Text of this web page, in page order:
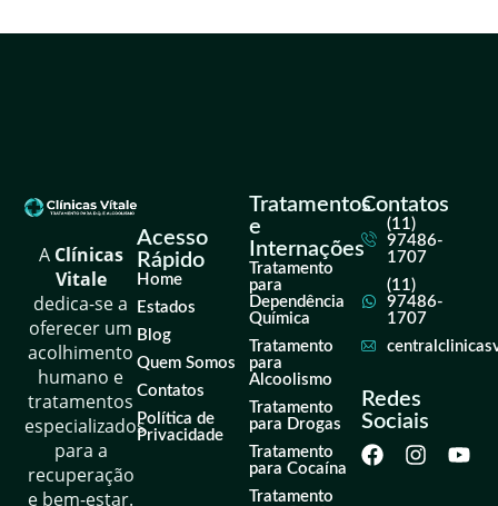
A Clínicas
Vitale
dedica-se a
oferecer um
acolhimento
humano e
tratamentos
especializados
para a
recuperação
e bem-estar.
Acesso
Rápido
Home
Estados
Blog
Quem Somos
Contatos
Política de
Privacidade
Tratamentos
e
Internações
Tratamento
para
Dependência
Química
Tratamento
para
Alcoolismo
Tratamento
para Drogas
Tratamento
para Cocaína
Tratamento
Contatos
(11)
97486-
1707
(11)
97486-
1707
Redes
Sociais